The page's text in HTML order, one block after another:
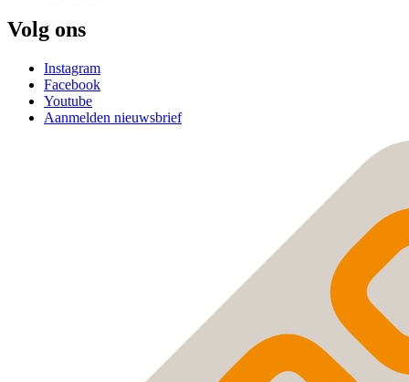
Volg ons
Instagram
Facebook
Youtube
Aanmelden nieuwsbrief